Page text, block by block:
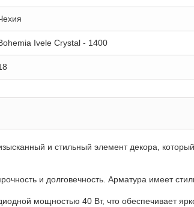
Ivele Crystal - 1400
и стильный элемент декора,
и долговечность. Арматура имеет
мощностью 40 Вт, что обеспечивает